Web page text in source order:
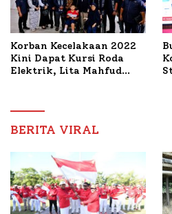
Korban Kecelakaan 2022
Kini Dapat Kursi Roda
Elektrik, Lita Mahfud
Nabil
BERITA VIRAL